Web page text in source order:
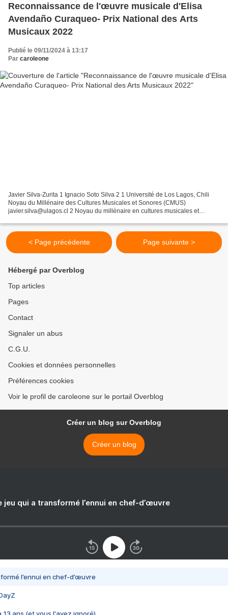
Reconnaissance de l'œuvre musicale d'Elisa
Avendaño Curaqueo- Prix National des Arts
Musicaux 2022
Publié le 09/11/2024 à 13:17
Par caroleone
Javier Silva-Zurita 1 Ignacio Soto Silva 2 1 Université de Los Lagos, Chili
Noyau du Millénaire des Cultures Musicales et Sonores (CMUS)
javier.silva@ulagos.cl 2 Noyau du millénaire en cultures musicales et
< Page précédente Page suivante >
Hébergé par Overblog
Top articles
Pages
Contact
Signaler un abus
C.G.U.
Cookies et données personnelles
Préférences cookies
Voir le profil de caroleone sur le portail Overblog
Créer un blog sur Overblog
Créer un blog
jeu qui a transformé l’ennui en chef-d’œuvre
l’ennui en chef-d’œuvre